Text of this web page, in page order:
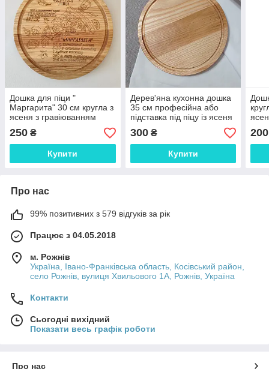
Дошка для піци "
Маргарита" 30 см кругла з
ясеня з гравіюванням
250 ₴
Купити
Дерев'яна кухонна дошка
35 см професійна або
підставка під піцу із ясеня
300₴
Купити
200
Про нас
99% позитивних з 579 відгуків за рік
Працює з 04.05.2018
м. Рожнів
Україна, Івано-Франківська область, Косівський район,
село Рожнів, вулиця Хвильового 1А, Рожнів, Україна
Контакти
Сьогодні вихідний
Показати весь графік роботи
Про нас